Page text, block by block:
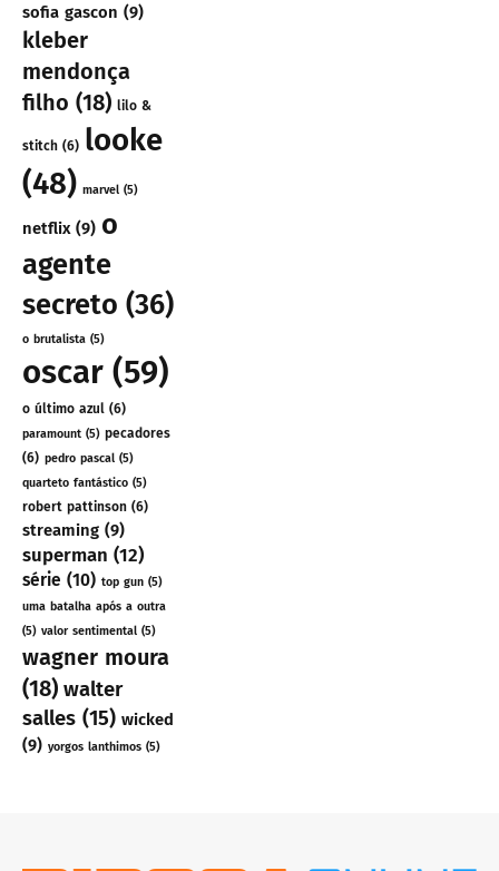
sofia gascon (9)
kleber
mendonça
filho (18) lilo &
stitch (6) looke
(48) marvel (5)
netflix(9) o
agente
secreto (36)
o brutalista (5)
oscar (59)
o último azul (6)
paramount (5) pecadores
(6) pedro pascal (5)
quarteto fantástico (5)
robert pattinson (6)
streaming (9)
superman (12)
série (10) top gun (5)
uma batalha após a outra
(5) valor sentimental (5)
wagner moura
(18) walter
salles (15) wicked
(9) yorgos lanthimos (5)